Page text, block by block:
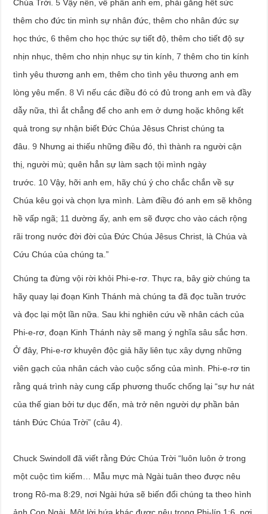
Chúa Trời.5 Vậy nên, về phần anh em, phải gắng hết sức
thêm cho đức tin mình sự nhân đức, thêm cho nhân đức sự
học thức,6 thêm cho học thức sự tiết độ, thêm cho tiết độ sự
nhịn nhục, thêm cho nhịn nhục sự tin kính,7 thêm cho tin kính
tình yêu thương anh em, thêm cho tình yêu thương anh em
lòng yêu mến.8 Vì nếu các điều đó có đủ trong anh em và đầy
dẫy nữa, thì ắt chẳng để cho anh em ở dưng hoặc không kết
quả trong sự nhận biết Đức Chúa Jêsus Christ chúng ta
đâu.9 Nhưng ai thiếu những điều đó, thì thành ra người cận
thị, người mù; quên hẳn sự làm sạch tội mình ngày
trước. 10 Vậy, hỡi anh em, hãy chú ý cho chắc chắn về sự
Chúa kêu gọi và chọn lựa mình. Làm điều đó anh em sẽ không
hề vấp ngã; 11 dường ấy, anh em sẽ được cho vào cách rộng
rãi trong nước đời đời của Đức Chúa Jêsus Christ, là Chúa và
Cứu Chúa của chúng ta.”
Chúng ta đừng vội rời khỏi Phi-e-rơ. Thực ra, bây giờ chúng ta
hãy quay lại đoạn Kinh Thánh mà chúng ta đã đọc tuần trước
và đọc lại một lần nữa. Sau khi nghiên cứu về nhân cách của
Phi-e-rơ, đoạn Kinh Thánh này sẽ mang ý nghĩa sâu sắc hơn.
Ở đây, Phi-e-rơ khuyên độc giả hãy liên tục xây dựng những
viên gạch của nhân cách vào cuộc sống của mình. Phi-e-rơ tin
rằng quá trình này cung cấp phương thuốc chống lại “sự hư nát
của thế gian bởi tư dục đến, mà trở nên người dự phần bản
tánh Đức Chúa Trời” (câu 4).
Chuck Swindoll đã viết rằng Đức Chúa Trời “luôn luôn ở trong
một cuộc tìm kiếm… Mẫu mực mà Ngài tuân theo được nêu
trong Rô-ma 8:29, nơi Ngài hứa sẽ biến đổi chúng ta theo hình
ảnh Con Ngài. Một lời hứa khác được nêu trong Phi-líp 1:6, nơi